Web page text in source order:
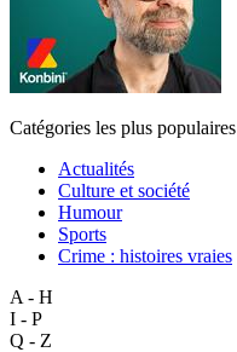
Catégories les plus populaires
Actualités
Culture et société
Humour
Sports
Crime : histoires vraies
A - H
I - P
Q - Z